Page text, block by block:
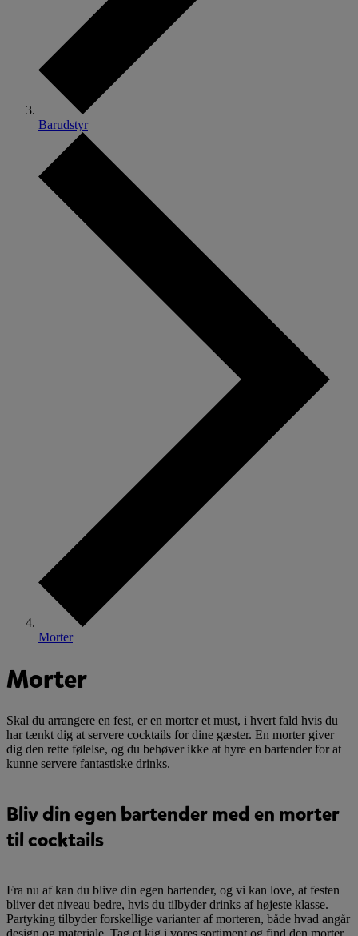
Barudstyr
Morter
Morter
Skal du arrangere en fest, er en morter et must, i hvert fald hvis du
har tænkt dig at servere cocktails for dine gæster. En morter giver
dig den rette følelse, og du behøver ikke at hyre en bartender for at
kunne servere fantastiske drinks.
Bliv din egen bartender med en morter
til cocktails
Fra nu af kan du blive din egen bartender, og vi kan love, at festen
bliver det niveau bedre, hvis du tilbyder drinks af højeste klasse.
Partyking tilbyder forskellige varianter af morteren, både hvad angår
design og materiale. Tag et kig i vores sortiment og find den morter,